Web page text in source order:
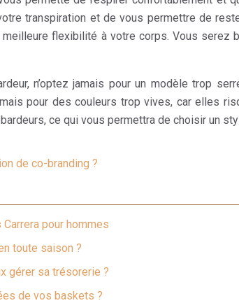
transpiration et de vous permettre de
flexibilité à votre corps. Vous
n’optez jamais pour un modèle trop
pour des couleurs trop vives, car elles
ce qui vous permettra de choisir un
de co-branding ?
pour hommes
toute saison ?
gérer sa trésorerie ?
de vos baskets ?